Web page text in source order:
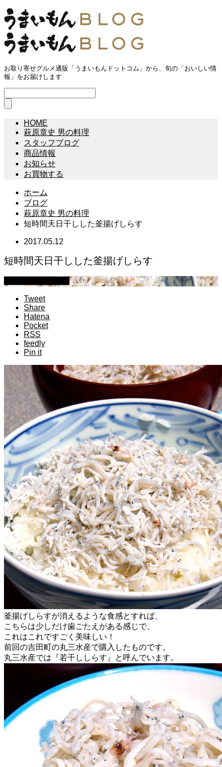
お取り寄せグルメ通販「うまいもんドットコム」から、旬の「おいしい情
報」をお届けします
HOME
萩原章史 男の料理
スタッフブログ
商品情報
お知らせ
お買物する
ホーム
ブログ
萩原章史 男の料理
短時間天日干しした釜揚げしらす
2017.05.12
短時間天日干しした釜揚げしらす
Tweet
Share
Hatena
Pocket
RSS
feedly
Pin it
釜揚げしらすが消えるような食感とすれば、
こちらは少しだけ歯ごたえがある感じで、
これはこれですごく美味しい！
前回の吉田町の丸三水産で購入したものです。
丸三水産では『若干ししらす』と呼んでいます。